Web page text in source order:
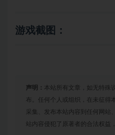
游戏截图：
声明： 本站所有文章，如无特殊
布。任何个人或组织，在未征得
采集、发布本站内容到任何网站
站内容侵犯了原著者的合法权益